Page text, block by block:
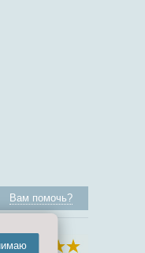
Вам помочь?